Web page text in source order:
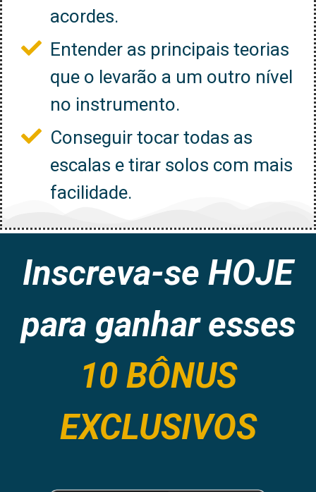
acordes.
Entender as principais teorias
que o levarão a um outro nível
no instrumento.
Conseguir tocar todas as
escalas e tirar solos com mais
facilidade.
Inscreva-se HOJE
para ganhar esses
10 BÔNUS
EXCLUSIVOS